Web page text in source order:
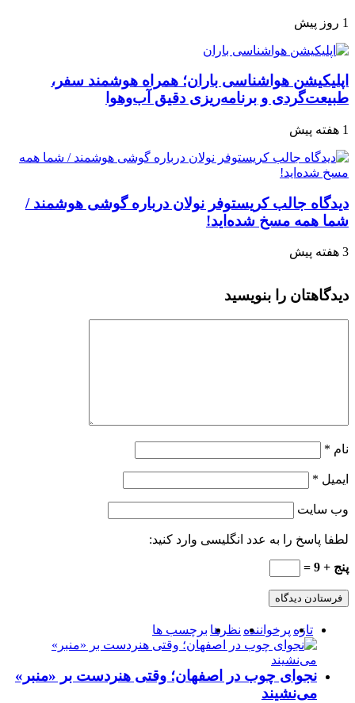
1 روز پیش
اپلیکیشن هواشناسی باران؛ همراه هوشمند سفر،
طبیعت‌گردی و برنامه‌ریزی دقیق آب‌وهوا
1 هفته پیش
دیدگاه جالب کریستوفر نولان درباره گوشی هوشمند /
شما همه مسخ‌ شده‌اید!
3 هفته پیش
دیدگاهتان را بنویسید
نام *
ایمیل *
وب‌ سایت
لطفا پاسخ را به عدد انگلیسی وارد کنید:
پنج + 9 =
تازه پرخواننده نظرها برچسب ها
نجوای چوب در اصفهان؛ وقتی هنردست بر «منبر»
می‌نشیند